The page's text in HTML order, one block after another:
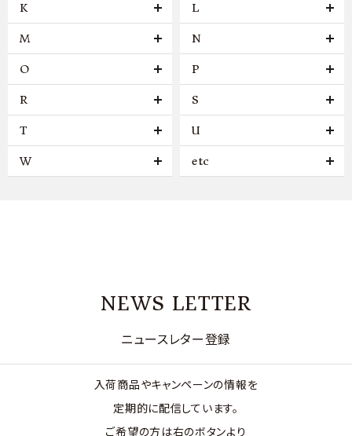
K L
M N
O P
R S
T U
W etc
NEWS LETTER
ニュースレター登録
入荷商品やキャンペーンの情報を
定期的に配信しています。
ご希望の方は右のボタンより